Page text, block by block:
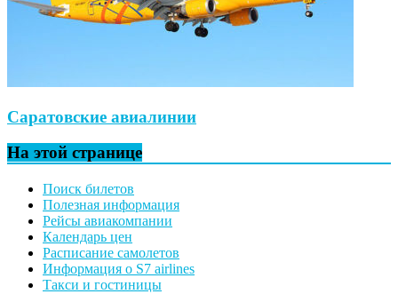
Саратовские авиалинии
На этой странице
Поиск билетов
Полезная информация
Рейсы авиакомпании
Календарь цен
Расписание самолетов
Информация о S7 airlines
Такси и гостиницы